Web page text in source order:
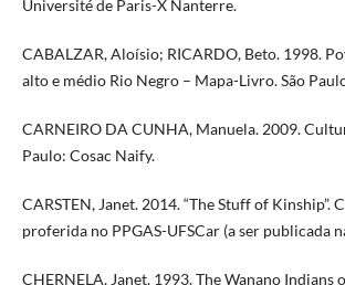
Université de Paris-X Nanterre.
CABALZAR, Aloísio; RICARDO, Beto. 1998.
alto e médio Rio Negro – Mapa-Livro. São
CARNEIRO DA CUNHA, Manuela. 2009.
Paulo: Cosac Naify.
CARSTEN, Janet. 2014. “The Stuff of Kinship”.
proferida no PPGAS-UFSCar (a ser publicada
CHERNELA, Janet. 1993. The Wanano Indians